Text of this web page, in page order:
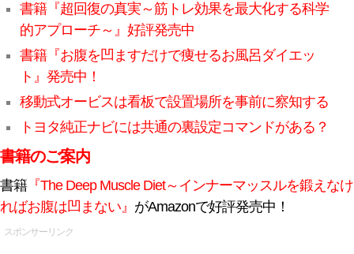
書籍『超回復の真実～筋トレ効果を最大化する科学
的アプローチ～』好評発売中
書籍『お腹を凹ますだけで痩せるお風呂ダイエッ
ト』発売中！
移動式オービスは看板で設置場所を事前に察知する
トヨタ純正ナビには共通の裏設定コマンドがある？
書籍のご案内
書籍『The Deep Muscle Diet～インナーマッスルを鍛えなけ
ればお腹は凹まない』 がAmazonで好評発売中！
スポンサーリンク